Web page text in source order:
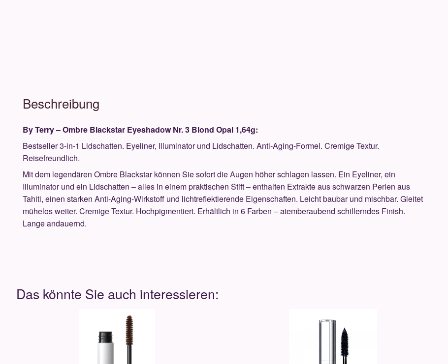
Beschreibung
By Terry – Ombre Blackstar Eyeshadow Nr. 3 Blond Opal 1,64g:
Bestseller 3-in-1 Lidschatten. Eyeliner, Illuminator und Lidschatten. Anti-Aging-Formel. Cremige Textur.
Reisefreundlich.
Mit dem legendären Ombre Blackstar können Sie sofort die Augen höher schlagen lassen. Ein Eyeliner, ein
Illuminator und ein Lidschatten – alles in einem praktischen Stift – enthalten Extrakte aus schwarzen Perlen aus
Tahiti, einen starken Anti-Aging-Wirkstoff und lichtreflektierende Eigenschaften. Leicht baubar und mischbar. Gleitet
mühelos weiter. Cremige Textur. Hochpigmentiert. Erhältlich in 6 Farben – atemberaubend schillerndes Finish.
Lange andauernd.